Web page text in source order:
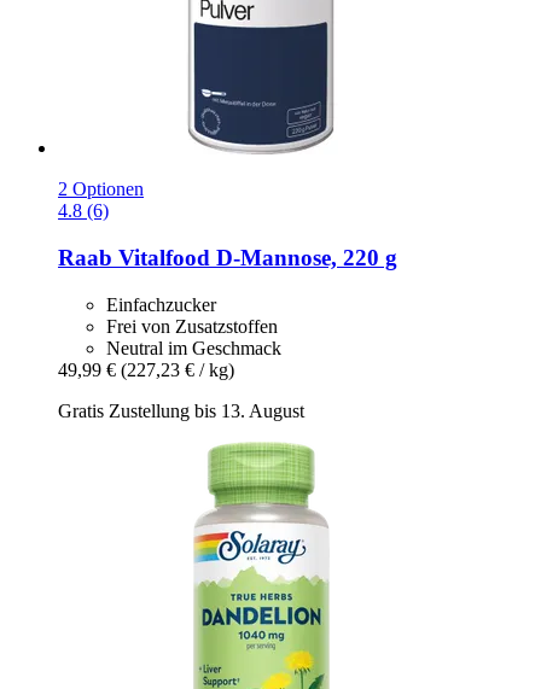
2 Optionen
4.8 (6)
Raab Vitalfood D-​Mannose, 220 g
Einfachzucker
Frei von Zusatzstoffen
Neutral im Geschmack
49,99 € (227,23 € / kg)
Gratis Zustellung bis 13. August